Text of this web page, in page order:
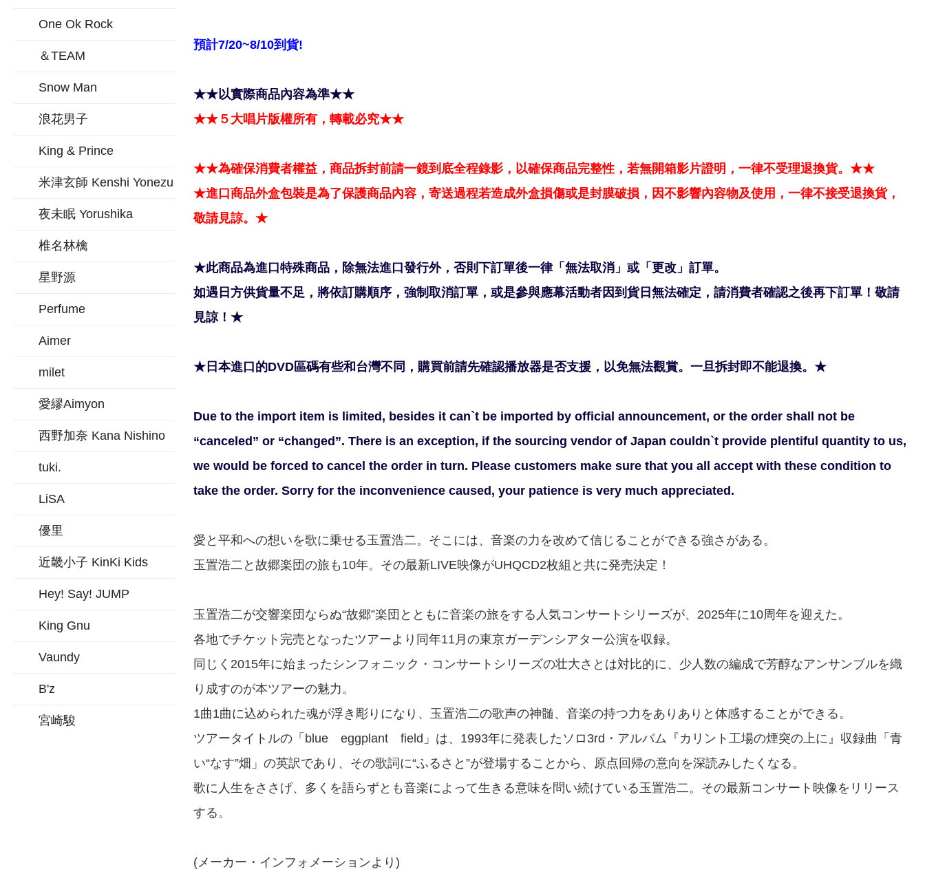
One Ok Rock
＆TEAM
Snow Man
浪花男子
King & Prince
米津玄師 Kenshi Yonezu
夜未眠 Yorushika
椎名林檎
星野源
Perfume
Aimer
milet
愛繆Aimyon
西野加奈 Kana Nishino
tuki.
LiSA
優里
近畿小子 KinKi Kids
Hey! Say! JUMP
King Gnu
Vaundy
B'z
宮崎駿
預計7/20~8/10到貨!
★★以實際商品內容為準★★
★★５大唱片版權所有，轉載必究★★
★★為確保消費者權益，商品拆封前請一鏡到底全程錄影，以確保商品完整性，若無開箱影片證明，一律不受理退換貨。★★
★進口商品外盒包裝是為了保護商品內容，寄送過程若造成外盒損傷或是封膜破損，因不影響內容物及使用，一律不接受退換貨，
敬請見諒。★
★此商品為進口特殊商品，除無法進口發行外，否則下訂單後一律「無法取消」或「更改」訂單。
如遇日方供貨量不足，將依訂購順序，強制取消訂單，或是參與應幕活動者因到貨日無法確定，請消費者確認之後再下訂單！敬請
見諒！★
★日本進口的DVD區碼有些和台灣不同，購買前請先確認播放器是否支援，以免無法觀賞。一旦拆封即不能退換。★
Due to the import item is limited, besides it can`t be imported by official announcement, or the order shall not be
“canceled” or “changed”. There is an exception, if the sourcing vendor of Japan couldn`t provide plentiful quantity to us,
we would be forced to cancel the order in turn. Please customers make sure that you all accept with these condition to
take the order. Sorry for the inconvenience caused, your patience is very much appreciated.
愛と平和への想いを歌に乗せる玉置浩二。そこには、音楽の力を改めて信じることができる強さがある。
玉置浩二と故郷楽団の旅も10年。その最新LIVE映像がUHQCD2枚組と共に発売決定！
玉置浩二が交響楽団ならぬ“故郷”楽団とともに音楽の旅をする人気コンサートシリーズが、2025年に10周年を迎えた。
各地でチケット完売となったツアーより同年11月の東京ガーデンシアター公演を収録。
同じく2015年に始まったシンフォニック・コンサートシリーズの壮大さとは対比的に、少人数の編成で芳醇なアンサンブルを織
り成すのが本ツアーの魅力。
1曲1曲に込められた魂が浮き彫りになり、玉置浩二の歌声の神髄、音楽の持つ力をありありと体感することができる。
ツアータイトルの「blue eggplant field」は、1993年に発表したソロ3rd・アルバム『カリント工場の煙突の上に』収録曲「青
い“なす”畑」の英訳であり、その歌詞に“ふるさと”が登場することから、原点回帰の意向を深読みしたくなる。
歌に人生をささげ、多くを語らずとも音楽によって生きる意味を問い続けている玉置浩二。その最新コンサート映像をリリース
する。
(メーカー・インフォメーションより)